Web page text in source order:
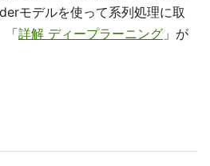
モデルを使って系列処理に取
「詳解 ディープラーニング 」が